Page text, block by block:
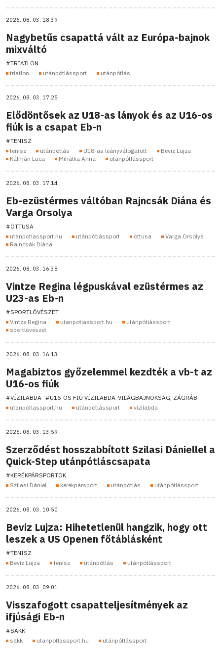
2026. 08. 03. 18:39
Nagybetűs csapattá vált az Európa-bajnok
mixváltó
#TRIATLON
triatlon
utánpótlássport utánpótlás
2026. 08. 03. 17:25
Elődöntősek az U18-as lányok és az U16-os
fiúk is a csapat Eb-n
#TENISZ
tenisz
utánpótlás U18-as leányválogatott
Beviz Lujza
Kálmán Luca
Mihálka Anna utánpótlássport
2026. 08. 03. 17:14
Eb-ezüstérmes váltóban Rajncsák Diána és
Varga Orsolya
#ÖTTUSA
utanpotlassport.hu
utánpótlássport öttusa
Varga Orsolya
Rajncsák Diána
2026. 08. 03. 16:38
Vintze Regina légpuskával ezüstérmes az
U23-as Eb-n
#SPORTLÖVÉSZET
Vintze Regina
utanpotlassport.hu
utánpótlássport
sportlövészet
2026. 08. 03. 16:13
Magabiztos győzelemmel kezdték a vb-t az
U16-os fiúk
#VÍZILABDA #U16-OS FIÚ VÍZILABDA-VILÁGBAJNOKSÁG, ZÁGRÁB
utanpotlassport.hu
utánpótlássport vízilabda
2026. 08. 03. 13:59
Szerződést hosszabbított Szilasi Dániellel a
Quick-Step utánpótláscsapata
#KERÉKPÁRSPORTOK
Szilasi Dániel
kerékpársport utánpótlás utánpótlássport
2026. 08. 03. 10:50
Beviz Lujza: Hihetetlenül hangzik, hogy ott
leszek a US Openen főtáblásként
#TENISZ
Beviz Lujza
tenisz utánpótlás utánpótlássport
2026. 08. 03. 09:01
Visszafogott csapatteljesítmények az
ifjúsági Eb-n
#SAKK
sakk
utanpotlassport.hu utánpótlássport